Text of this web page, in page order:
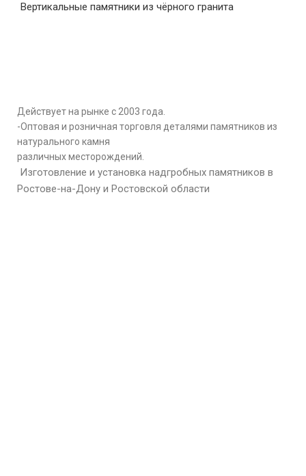
Вертикальные памятники из чёрного гранита
Действует на рынке с 2003 года.
-Оптовая и розничная торговля деталями памятников из
натурального камня
различных месторождений.
Изготовление и установка надгробных памятников в
Ростове-на-Дону и Ростовской области